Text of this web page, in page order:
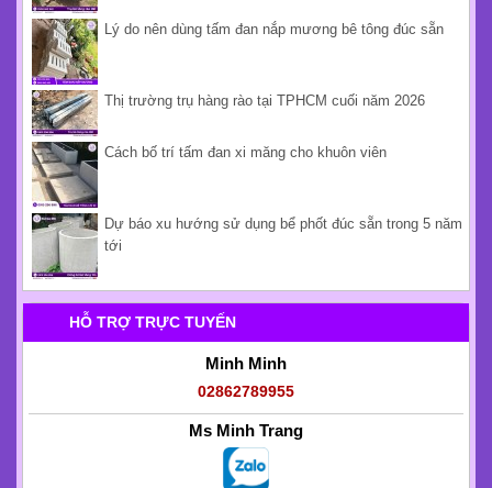
Lý do nên dùng tấm đan nắp mương bê tông đúc sẵn
Thị trường trụ hàng rào tại TPHCM cuối năm 2026
Cách bố trí tấm đan xi măng cho khuôn viên
Dự báo xu hướng sử dụng bể phốt đúc sẵn trong 5 năm
tới
HỖ TRỢ TRỰC TUYẾN
Minh Minh
02862789955
Ms Minh Trang